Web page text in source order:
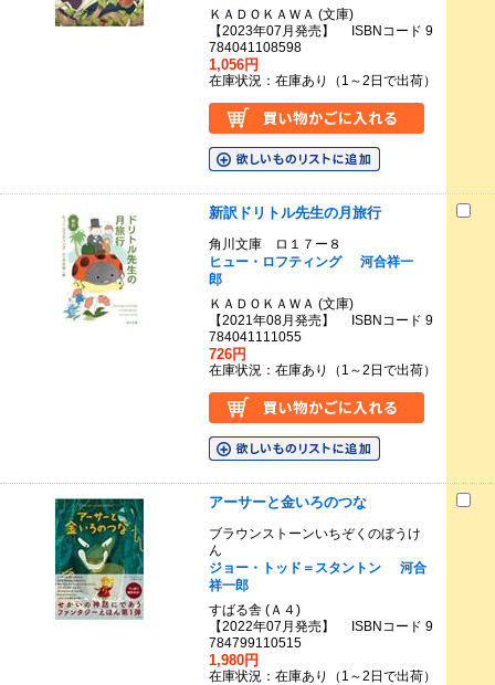
ＫＡＤＯＫＡＷＡ (文庫)
【2023年07月発売】 ISBNコード 9
784041108598
1,056円
在庫状況：在庫あり（1～2日で出荷）
新訳ドリトル先生の月旅行
角川文庫 ロ１７ー８
ヒュー・ロフティング
河合祥一
郎
ＫＡＤＯＫＡＷＡ (文庫)
【2021年08月発売】 ISBNコード 9
784041111055
726円
在庫状況：在庫あり（1～2日で出荷）
アーサーと金いろのつな
ブラウンストーンいちぞくのぼうけ
ん
ジョー・トッド＝スタントン
河合
祥一郎
すばる舎 (Ａ４)
【2022年07月発売】 ISBNコード 9
784799110515
1,980円
在庫状況：在庫あり（1～2日で出荷）